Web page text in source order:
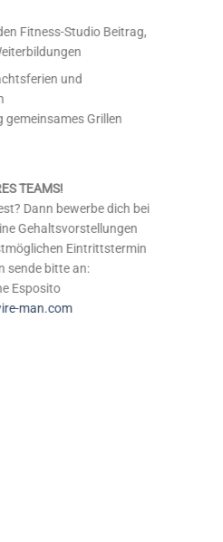
Fitness-Studio Beitrag,
und
gemeinsames Grillen
TEAMS!
Dann bewerbe dich bei
Gehaltsvorstellungen
Eintrittstermin
sende bitte an:
Esposito
man.com